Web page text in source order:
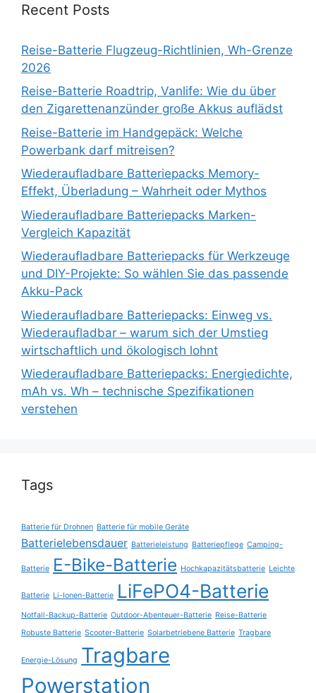
Recent Posts
Reise-Batterie Flugzeug-Richtlinien, Wh-Grenze
2026
Reise-Batterie Roadtrip, Vanlife: Wie du über
den Zigarettenanzünder große Akkus auflädst
Reise-Batterie im Handgepäck: Welche
Powerbank darf mitreisen?
Wiederaufladbare Batteriepacks Memory-
Effekt, Überladung – Wahrheit oder Mythos
Wiederaufladbare Batteriepacks Marken-
Vergleich Kapazität
Wiederaufladbare Batteriepacks für Werkzeuge
und DIY-Projekte: So wählen Sie das passende
Akku-Pack
Wiederaufladbare Batteriepacks: Einweg vs.
Wiederaufladbar – warum sich der Umstieg
wirtschaftlich und ökologisch lohnt
Wiederaufladbare Batteriepacks: Energiedichte,
mAh vs. Wh – technische Spezifikationen
verstehen
Tags
Batterie für Drohnen Batterie für mobile Geräte
Batterielebensdauer Batterieleistung Batteriepflege Camping-
Batterie E-Bike-Batterie Hochkapazitätsbatterie Leichte
Batterie Li-Ionen-Batterie LiFePO4-Batterie
Notfall-Backup-Batterie Outdoor-Abenteuer-Batterie Reise-Batterie
Robuste Batterie Scooter-Batterie Solarbetriebene Batterie Tragbare
Energie-Lösung Tragbare
Powerstation